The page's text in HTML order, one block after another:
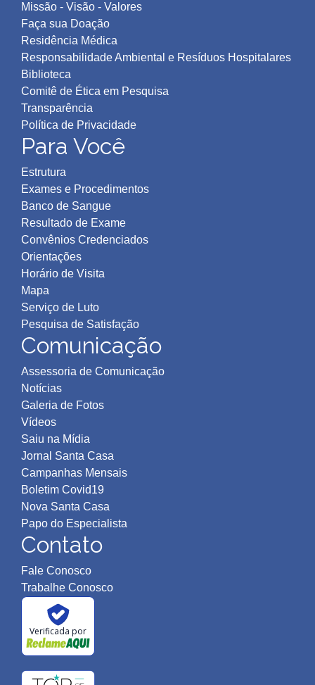
Missão - Visão - Valores
Faça sua Doação
Residência Médica
Responsabilidade Ambiental e Resíduos Hospitalares
Biblioteca
Comitê de Ética em Pesquisa
Transparência
Política de Privacidade
Para Você
Estrutura
Exames e Procedimentos
Banco de Sangue
Resultado de Exame
Convênios Credenciados
Orientações
Horário de Visita
Mapa
Serviço de Luto
Pesquisa de Satisfação
Comunicação
Assessoria de Comunicação
Notícias
Galeria de Fotos
Vídeos
Saiu na Mídia
Jornal Santa Casa
Campanhas Mensais
Boletim Covid19
Nova Santa Casa
Papo do Especialista
Contato
Fale Conosco
Trabalhe Conosco
Verificada por